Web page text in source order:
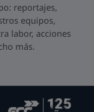
reportajes,
equipos,
labor, acciones
más.